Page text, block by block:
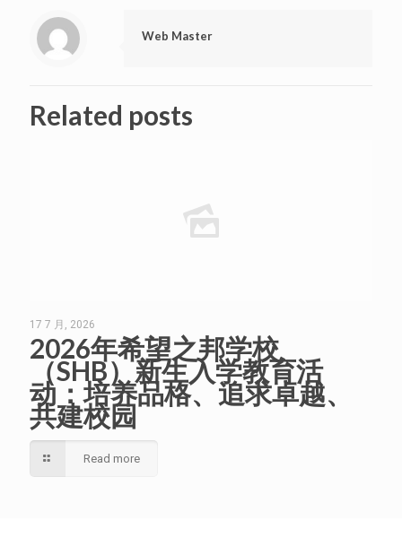
Web Master
Related posts
17 7 月, 2026
2026年希望之邦学校
（SHB）新生入学教育活
动：培养品格、追求卓越、
共建校园
Read more